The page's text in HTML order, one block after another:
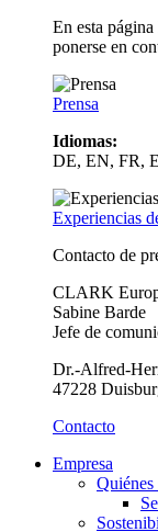
En esta
ponerse en
Prensa
Idiomas:
DE, EN, FR,
Experiencias
Contacto de
CLARK
Sabine Barde
Jefe de
Dr.-Alfred-
47228
Contacto
Empresa
Quiénes